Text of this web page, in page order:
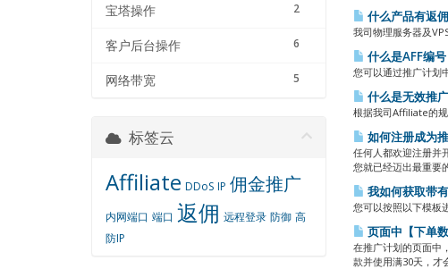
2
宝塔操作
6
客户后台操作
5
网络带宽
什么产品有返
我司物理服务器及
什么是AFF编
您可以通过推广计划
什么是无效推广
根据我司Affiliate的
如何注册成为
任何人都欢迎注册并
您就已经迈出最重要
我如何获取带
您可以按照以下模
页面中【下单
在推广计划的页面中
款并使用满30天，才
标签云
Affiliate DDoS IP 佣金推广
内网端口 端口 返佣 远程登录 防御 高
防IP